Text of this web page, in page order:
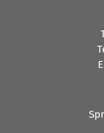
Neueste
Es sind keine